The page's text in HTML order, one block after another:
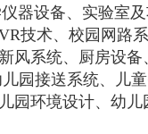
设备、实验室及
技术、校园网路
风系统、厨房设
园接送系统、儿
园环境设计、幼